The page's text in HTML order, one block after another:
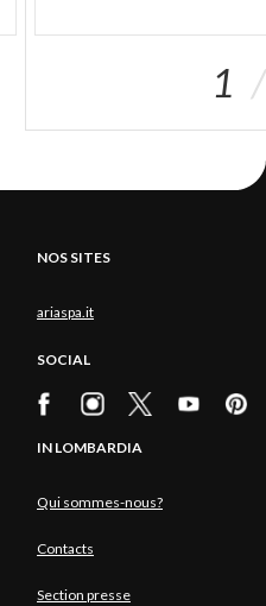
1
NOS SITES
ariaspa.it
SOCIAL
IN LOMBARDIA
Qui sommes-nous?
Contacts
Section presse